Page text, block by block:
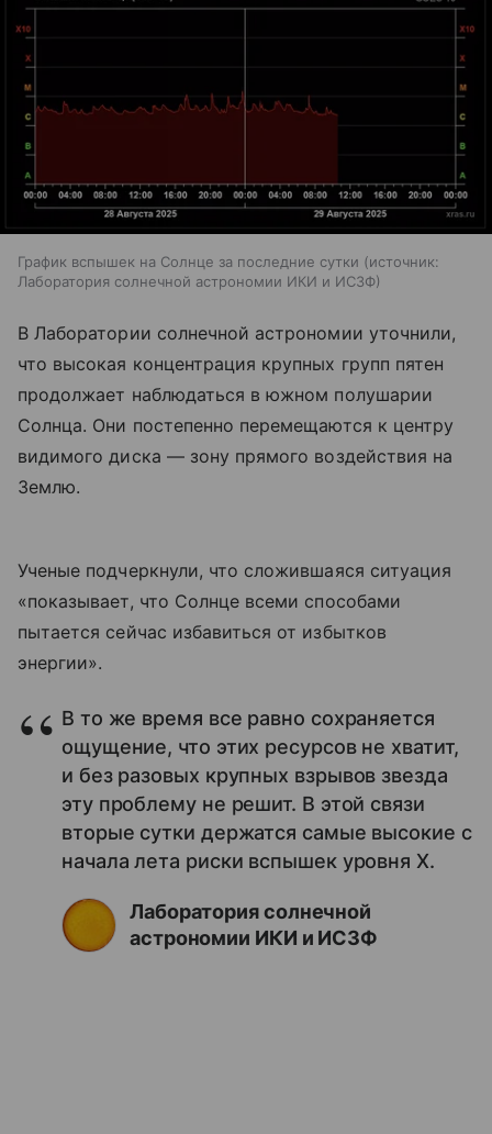
График вспышек на Солнце за последние сутки
источник:
Лаборатория солнечной астрономии ИКИ и ИСЗФ
В Лаборатории солнечной астрономии уточнили,
что высокая концентрация крупных групп пятен
продолжает наблюдаться в южном полушарии
Солнца. Они постепенно перемещаются к центру
видимого диска — зону прямого воздействия на
Землю.
Ученые подчеркнули, что сложившаяся ситуация
«показывает, что Солнце всеми способами
пытается сейчас избавиться от избытков
энергии».
В то же время все равно сохраняется
ощущение, что этих ресурсов не хватит,
и без разовых крупных взрывов звезда
эту проблему не решит. В этой связи
вторые сутки держатся самые высокие с
начала лета риски вспышек уровня X.
Лаборатория солнечной
астрономии ИКИ и ИСЗФ